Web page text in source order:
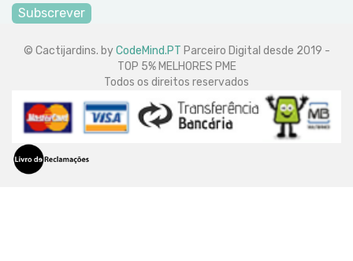
Subscrever
© Cactijardins. byCodeMind.PT Parceiro Digital desde 2019 -
TOP 5% MELHORES PME
Todos os direitos reservados